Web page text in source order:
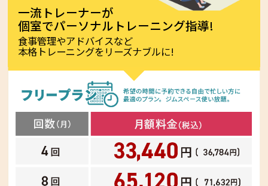
一流トレーナーが
個室でパーソナルトレーニング指導!
食事管理やアドバイスなど
本格トレーニングをリーズナブルに!